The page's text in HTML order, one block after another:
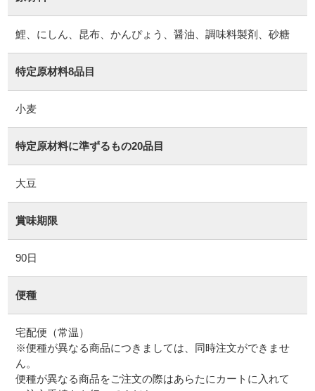
鯉、にしん、昆布、かんぴょう、醤油、調味料製剤、砂糖
特定原材料8品目
小麦
特定原材料に準ずるもの20品目
大豆
賞味期限
90日
便種
宅配便（常温）
※便種が異なる商品につきましては、同時注文ができませ
ん。
便種が異なる商品をご注文の際はあらたにカートに入れて